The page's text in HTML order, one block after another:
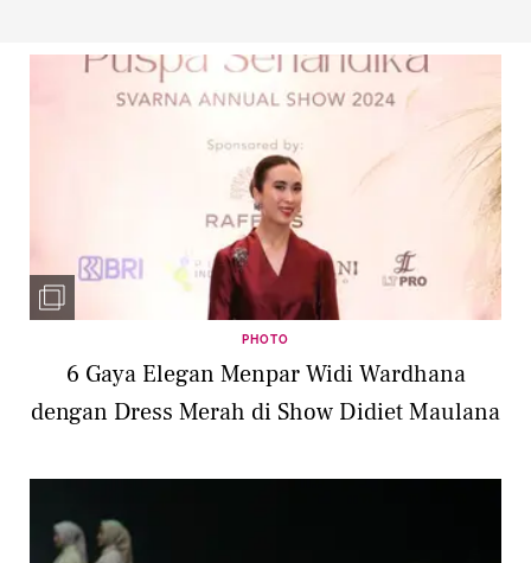
PHOTO
6 Gaya Elegan Menpar Widi Wardhana
dengan Dress Merah di Show Didiet Maulana